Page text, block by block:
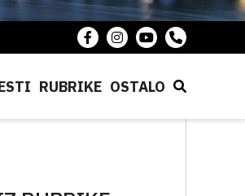
RUBRIKE OSTALO